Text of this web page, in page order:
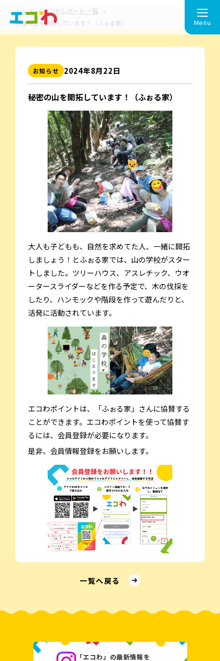
Menu
トップ
エコわレポート 一覧
秘密の山を開拓しています！（ふぉる家）
お知らせ 2024年8⽉22⽇
秘密の山を開拓しています！（ふぉる家）
大人も子どもも、自然を求めてた人、一緒に開拓
しましょう！とふぉる家では、山の学校がスター
トしました。ツリーハウス、アスレチック、ウオ
ータースライダーなどを作る予定で、木の伐採を
したり、ハンモックや階段を作って遊んだりと、
活発に活動されています。
エコわポイントは、「ふぉる家」さんに協賛する
ことができます。エコわポイントを使って協賛す
るには、会員登録が必要になります。
是非、会員情報登録をお願いします。
⼀覧へ戻る
「エコわ」の最新情報を